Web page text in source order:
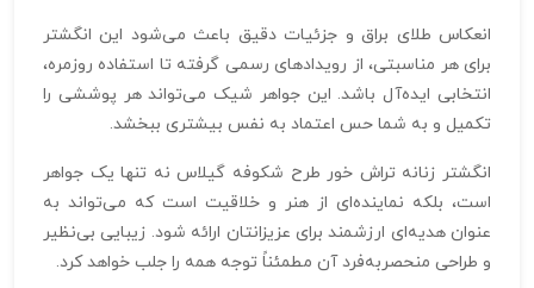
انعکاس طلای براق و جزئیات دقیق باعث می‌شود این انگشتر
برای هر مناسبتی، از رویدادهای رسمی گرفته تا استفاده روزمره،
انتخابی ایده‌آل باشد. این جواهر شیک می‌تواند هر پوششی را
تکمیل و به شما حس اعتماد به نفس بیشتری ببخشد.
انگشتر زنانه تراش خور طرح شکوفه گیلاس نه تنها یک جواهر
است، بلکه نماینده‌ای از هنر و خلاقیت است که می‌تواند به
عنوان هدیه‌ای ارزشمند برای عزیزانتان ارائه شود. زیبایی بی‌نظیر
و طراحی منحصربه‌فرد آن مطمئناً توجه همه را جلب خواهد کرد.